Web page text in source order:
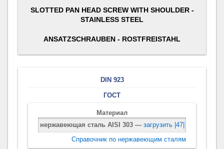
SLOTTED PAN HEAD SCREW WITH SHOULDER -
STAINLESS STEEL
ANSATZSCHRAUBEN - ROSTFREISTAHL
DIN 923
ГОСТ
Материал
нержавеющая сталь AISI 303 — загрузить |47|
Справочник по нержавеющим сталям